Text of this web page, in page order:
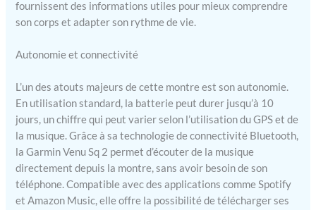
fournissent des informations utiles pour mieux comprendre
son corps et adapter son rythme de vie.
Autonomie et connectivité
L’un des atouts majeurs de cette montre est son autonomie.
En utilisation standard, la batterie peut durer jusqu’à 10
jours, un chiffre qui peut varier selon l’utilisation du GPS et de
la musique. Grâce à sa technologie de connectivité Bluetooth,
la Garmin Venu Sq 2 permet d’écouter de la musique
directement depuis la montre, sans avoir besoin de son
téléphone. Compatible avec des applications comme Spotify
et Amazon Music, elle offre la possibilité de télécharger ses